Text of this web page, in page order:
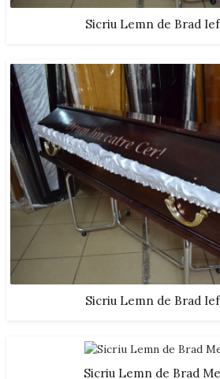
Sicriu Lemn de Brad
Sicriu Lemn de Brad
Sicriu Lemn de Brad